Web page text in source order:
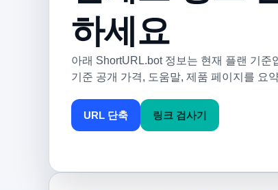
하세요
아래 ShortURL.bot 정보는 현재 플랜 기준
기준 공개 가격, 도움말, 제품 페이지를 요
URL 단축 링크 검사기